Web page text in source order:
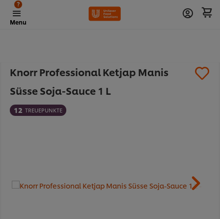
Menu
?
Knorr Professional Ketjap Manis
Süsse Soja-Sauce 1 L
12 TREUEPUNKTE